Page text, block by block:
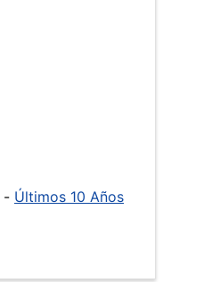
- Últimos 10 Años